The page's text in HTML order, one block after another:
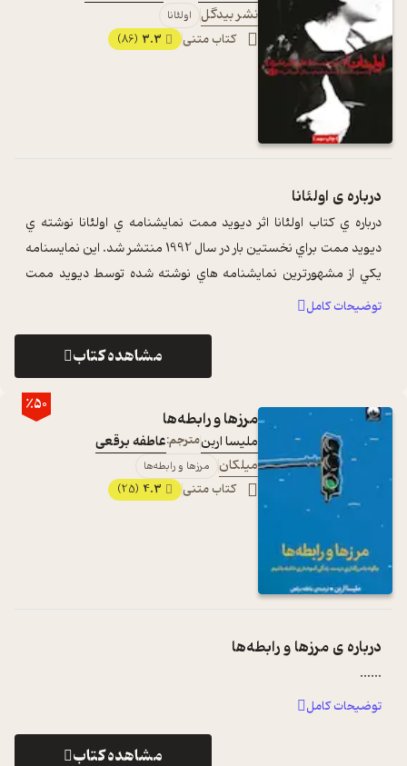
نشر بیدگل
اولئانا
کتاب متنی 3.3
(86)
درباره ی اولئانا
درباره ي کتاب اولئانا اثر ديويد ممت نمايشنامه ي اولئانا نوشته ي
ديويد ممت براي نخستين بار در سال 1992 منتشر شد. اين نمايسنامه
يکي از مشهورترين نمايشنامه هاي نوشته شده توسط ديويد ممت
است. علي اکبر ع ...
توضیحات کامل
مشاهده کتاب
٪50
مرزها و رابطه‌ها
ملیسا اربنمترجم:عاطفه برقعی
میلکان
مرزها و رابطه‌ها
کتاب متنی 4.3
(25)
درباره یمرزها و رابطه‌ها
...
...
توضیحات کامل
مشاهده کتاب